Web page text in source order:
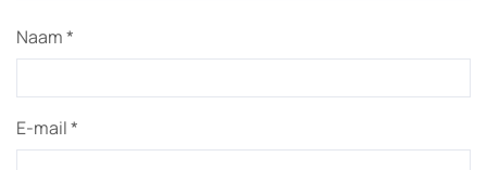
Naam*
E-mail*